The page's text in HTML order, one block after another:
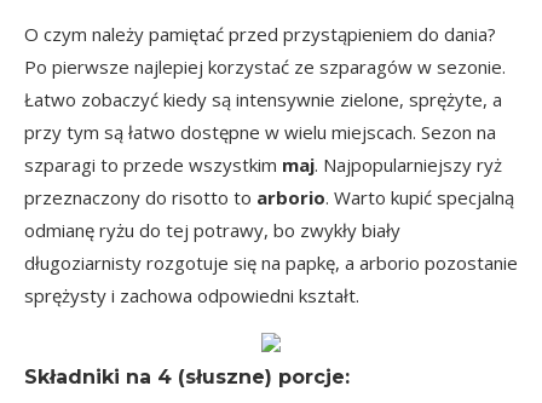
O czym należy pamiętać przed przystąpieniem do dania?
Po pierwsze najlepiej korzystać ze szparagów w sezonie.
Łatwo zobaczyć kiedy są intensywnie zielone, sprężyte, a
przy tym są łatwo dostępne w wielu miejscach. Sezon na
szparagi to przede wszystkim maj. Najpopularniejszy ryż
przeznaczony do risotto to arborio. Warto kupić specjalną
odmianę ryżu do tej potrawy, bo zwykły biały
długoziarnisty rozgotuje się na papkę, a arborio pozostanie
sprężysty i zachowa odpowiedni kształt.
Składniki na 4 (słuszne) porcje: